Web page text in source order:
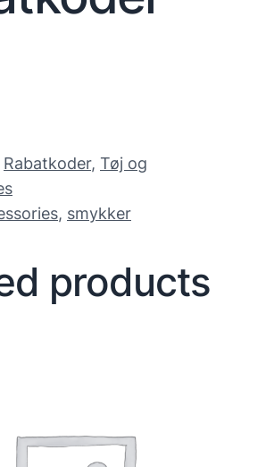
Rabatkoder, Tøj og
, smykker
products